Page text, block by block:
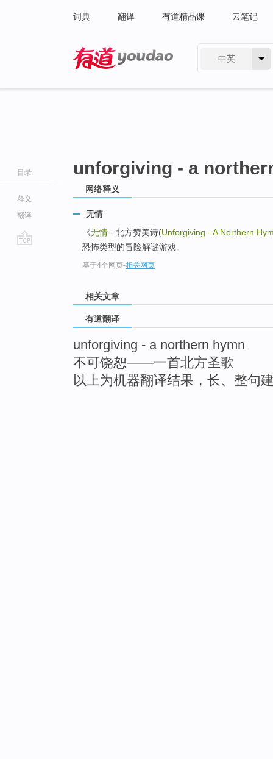
词典 翻译 有道精品课 云笔记
中英
目录
释义
翻译
unforgiving - a
网络释义
无情
《无情 - 北方赞美诗(Unforgiving - A Northern
恐怖类型的冒险解谜游戏。
基于4个网页-相关网页
相关文章
有道翻译
unforgiving - a northern hymn
不可饶恕——一首北方圣歌
以上为机器翻译结果，长、整句